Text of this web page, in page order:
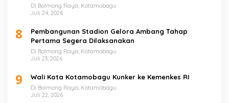
Di Bolmong Raya, Kotamobagu
Juli 24, 2026
8
Pembangunan Stadion Gelora Ambang Tahap
Pertama Segera Dilaksanakan
Di Bolmong Raya, Kotamobagu
Juli 23, 2026
9 Wali Kota Kotamobagu Kunker ke Kemenkes RI
Di Bolmong Raya, Kotamobagu
Juli 22, 2026